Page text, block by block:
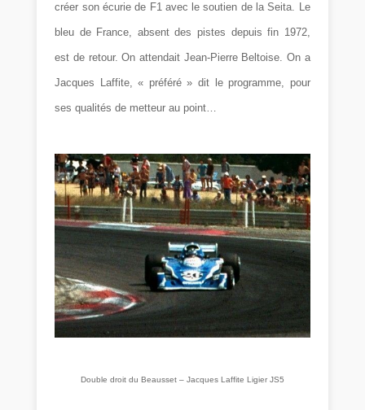
créer son écurie de F1 avec le soutien de la Seita. Le
bleu de France, absent des pistes depuis fin 1972,
est de retour. On attendait Jean-Pierre Beltoise. On a
Jacques Laffite, « préféré » dit le programme, pour
ses qualités de metteur au point…
Double droit du Beausset – Jacques Laffite Ligier JS5